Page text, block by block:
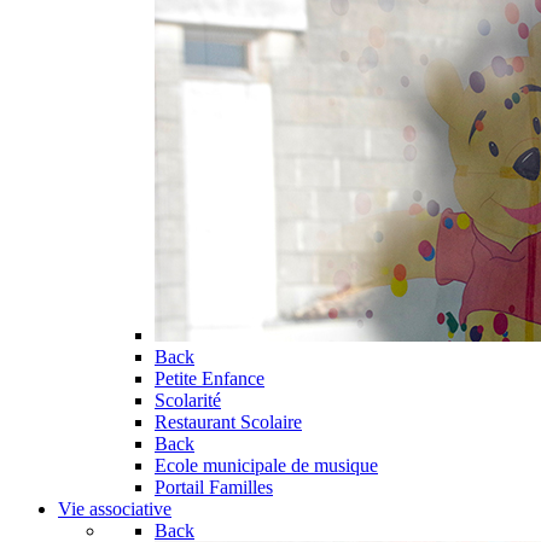
Back
Petite Enfance
Scolarité
Restaurant Scolaire
Back
Ecole municipale de musique
Portail Familles
Vie associative
Back